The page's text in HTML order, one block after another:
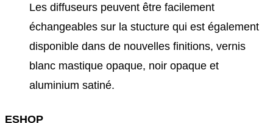
Les diffuseurs peuvent être facilement
échangeables sur la stucture qui est également
disponible dans de nouvelles finitions, vernis
blanc mastique opaque, noir opaque et
aluminium satiné.
ESHOP